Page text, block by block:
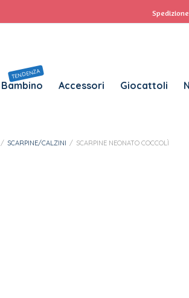
ACCEDI
NOME UTENTE
INDIRIZZO EMAIL
I tuoi dati
Bambino
TENDENZA
Accessori Giocattoli
/ SCARPINE/CALZINI / SCARPINE NEONATO COCCOLÌ